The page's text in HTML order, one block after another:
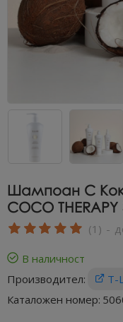
Шампоан С
COCO
В наличност
Производител:
T-
Каталожен номер:
(1) -